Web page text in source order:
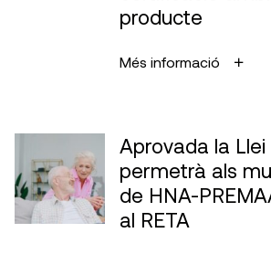
producte
Més informació
Aprovada la Llei
permetrà als
de HNA-
al RETA